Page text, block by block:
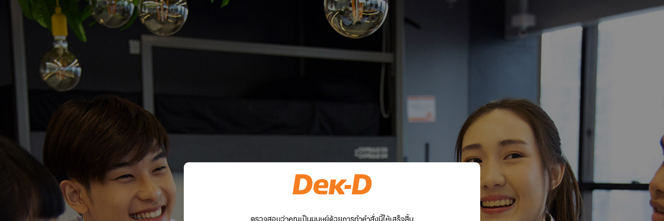
ตรวจสอบว่าคุณเป็นมนุษย์ด้วยการทำคำสั่งนี้ให้เสร็จสิ้น